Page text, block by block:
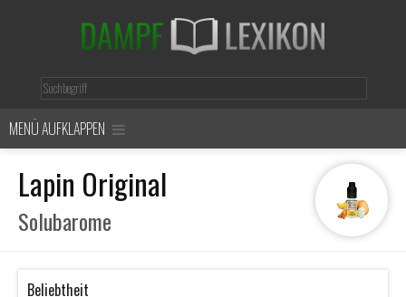
MENÜ AUFKLAPPEN
Lapin Original
Solubarome
Beliebtheit